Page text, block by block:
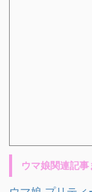
ウマ娘関連記事